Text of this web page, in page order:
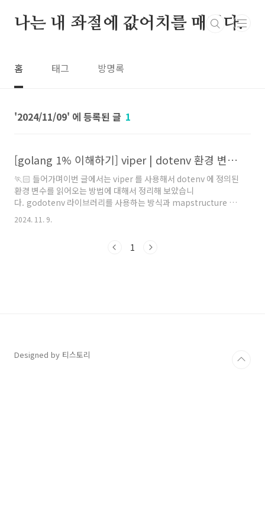
나는 내 좌절에 값어치를 매긴다.
홈 태그 방명록
2024/11/09 1
[golang 1% 이해하기] viper | dotenv 환경 변수값을 읽는 기능 도입 하기 #1 Config 전역 변수를 활용하기
🏃🏻 들어가며이번 글에서는 viper 를 사용해서 dotenv 에 정의된
환경 변수를 읽어오는 방법에 대해서 정리해 보았습니
다. godotenv 라이브러리를 사용하는 방식과 mapstructure 를
사용해 Env 구조체(struct) 에 할당해서 사용하는 방법도 정리해
놓았으니 도움이 되길 바랍니다. node.js 에서는 개발을 진행하다
를 들어, 서버 설정을 위한 server_host, server_port, 데이터베
2024. 11. 9.
1
Designed by 티스토리